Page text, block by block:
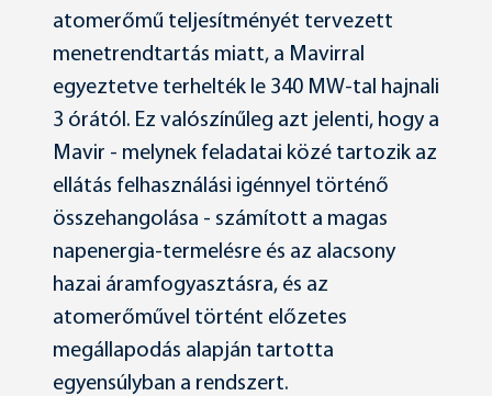
atomerőmű teljesítményét tervezett
menetrendtartás miatt, a Mavirral
egyeztetve terhelték le 340 MW-tal hajnali
3 órától. Ez valószínűleg azt jelenti, hogy a
Mavir - melynek feladatai közé tartozik az
ellátás felhasználási igénnyel történő
összehangolása - számított a magas
napenergia-termelésre és az alacsony
hazai áramfogyasztásra, és az
atomerőművel történt előzetes
megállapodás alapján tartotta
egyensúlyban a rendszert.